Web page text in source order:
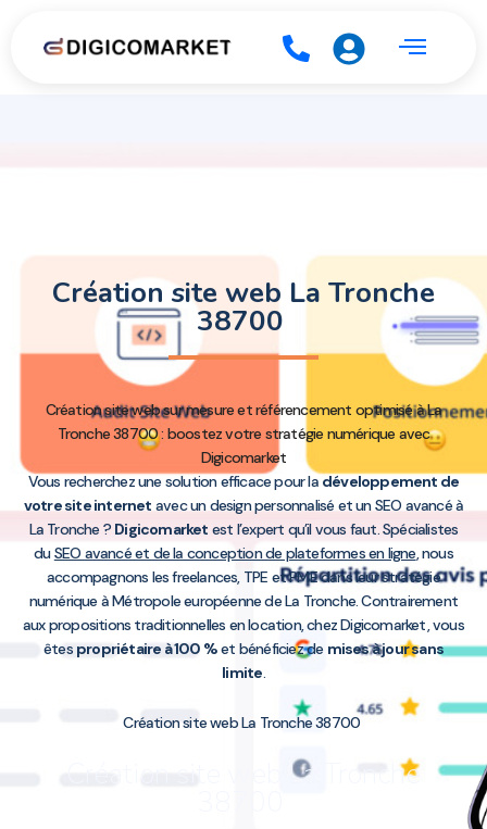
Création site web La Tronche
38700
Création site web sur mesure et référencement optimisé à La
Tronche 38700 : boostez votre stratégie numérique avec
Digicomarket
Vous recherchez une solution efficace pour ladéveloppement de
votre site internet avec un design personnalisé et un SEO avancé à
La Tronche ? Digicomarket est l’expert qu’il vous faut. Spécialistes
duSEO avancé et de la conception de plateformes en ligne , nous
accompagnons les freelances, TPE et PME dans leur stratégie
numérique à Métropole européenne de La Tronche. Contrairement
aux propositions traditionnelles en location, chez Digicomarket, vous
êtespropriétaire à 100 %et bénéficiez de mises à jour sans
limite
Création site web La Tronche 38700
Création site web La Tronche